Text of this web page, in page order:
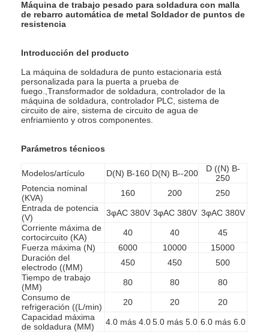
Inicio
Productos
Sobre nosotros
Visita a la fábrica
Máquina de trabajo pesado para soldadura con malla
de rebarro automática de metal Soldador de puntos de
resistencia
Introducción del producto
La máquina de soldadura de punto estacionaria está
personalizada para la puerta a prueba de
fuego.,Transformador de soldadura, controlador de la
máquina de soldadura, controlador PLC, sistema de
circuito de aire, sistema de circuito de agua de
enfriamiento y otros componentes.
Parámetros técnicos
Modelos/artículo D(N) B-160 D(N) B--200
D ((N) B-
250
Potencia nominal
(KVA)
160 200
250
Entrada de potencia
(V)
3φAC 380V 3φAC 380V 3φAC 380V
Corriente máxima de
cortocircuito (KA)
40 40
45
Fuerza máxima (N)
6000 10000
15000
Duración del
electrodo ((MM)
450 450
500
Tiempo de trabajo
(MM)
80 80
80
Consumo de
refrigeración ((L/min)
20 20
20
Capacidad máxima
de soldadura (MM)
4.0 más 4.05.0 más 5.0 6.0 más 6.0